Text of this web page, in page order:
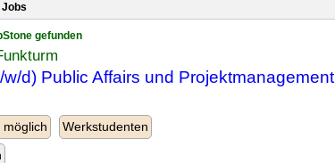
gefunden
d) Public Affairs und Projektmanagement
möglich
Werkstudenten